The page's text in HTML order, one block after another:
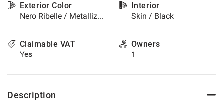
Exterior Color
Nero Ribelle / Metallized
Interior
Skin / Black
Claimable VAT
Yes
Owners
1
Description
please
refer
the
cookie
policy.
and